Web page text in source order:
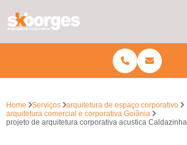
Home Serviços
arquitetura de espaço corporativo
arquitetura comercial e corporativa Goiânia
projeto de arquitetura corporativa acustica Caldazinha